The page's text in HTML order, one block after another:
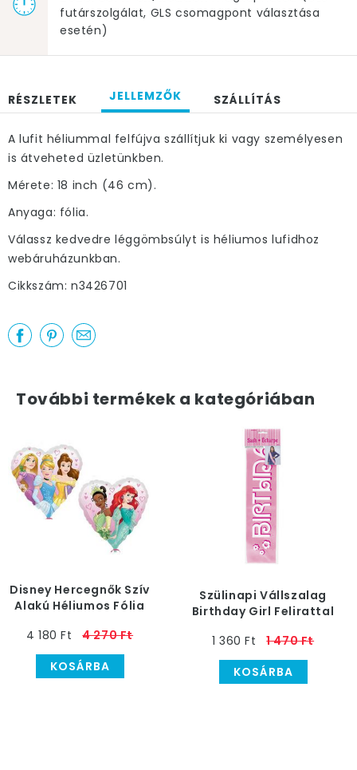
futárszolgálat, GLS csomagpont választása
esetén)
RÉSZLETEK JELLEMZŐK SZÁLLÍTÁS
A lufit héliummal felfújva szállítjuk ki vagy személyesen
is átveheted üzletünkben.
Mérete: 18 inch (46 cm).
Anyaga: fólia.
Válassz kedvedre léggömbsúlyt is héliumos lufidhoz
webáruházunkban.
Cikkszám: n3426701
További termékek a kategóriában
Disney Hercegnők Szív
Alakú Héliumos Fólia
4 180 Ft
4 270 Ft
KOSÁRBA
Szülinapi Vállszalag
Birthday Girl Felirattal
1 360 Ft
1 470 Ft
KOSÁRBA